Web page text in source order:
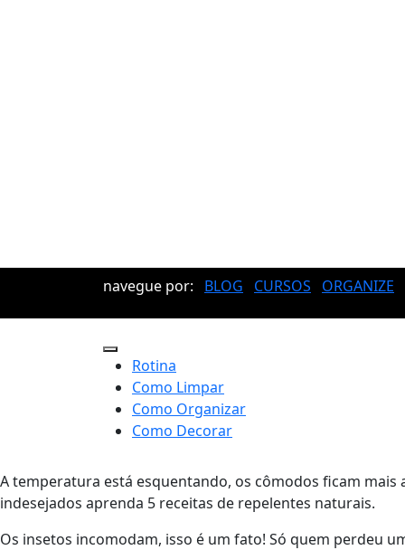
navegue por: BLOG CURSOS ORGANIZE
Rotina
Como Limpar
Como Organizar
Como Decorar
A temperatura está esquentando, os cômodos ficam
indesejados aprenda 5 receitas de repelentes naturais.
Os insetos incomodam, isso é um fato! Só quem perdeu